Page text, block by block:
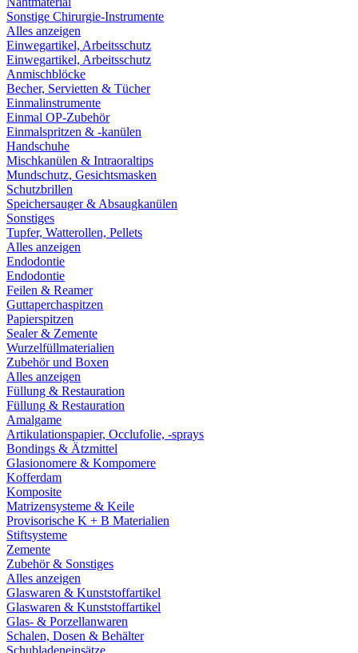
Sonstige Chirurgie-Instrumente
Alles anzeigen
Einwegartikel, Arbeitsschutz
Einwegartikel, Arbeitsschutz
Anmischblöcke
Becher, Servietten & Tücher
Einmalinstrumente
Einmal OP-Zubehör
Einmalspritzen & -kanülen
Handschuhe
Mischkanülen & Intraoraltips
Mundschutz, Gesichtsmasken
Schutzbrillen
Speichersauger & Absaugkanülen
Sonstiges
Tupfer, Watterollen, Pellets
Alles anzeigen
Endodontie
Endodontie
Feilen & Reamer
Guttaperchaspitzen
Papierspitzen
Sealer & Zemente
Wurzelfüllmaterialien
Zubehör und Boxen
Alles anzeigen
Füllung & Restauration
Füllung & Restauration
Amalgame
Artikulationspapier, Occlufolie, -sprays
Bondings & Ätzmittel
Glasionomere & Kompomere
Kofferdam
Komposite
Matrizensysteme & Keile
Provisorische K + B Materialien
Stiftsysteme
Zemente
Zubehör & Sonstiges
Alles anzeigen
Glaswaren & Kunststoffartikel
Glaswaren & Kunststoffartikel
Glas- & Porzellanwaren
Schalen, Dosen & Behälter
Schubladeneinsätze